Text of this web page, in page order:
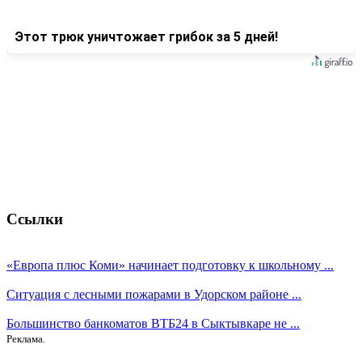
Этот трюк уничтожает грибок за 5 дней!
Ссылки
«Европа плюс Коми» начинает подготовку к школьному ...
Ситуация с лесными пожарами в Удорском районе ...
Большинство банкоматов ВТБ24 в Сыктывкаре не ...
Реклама.